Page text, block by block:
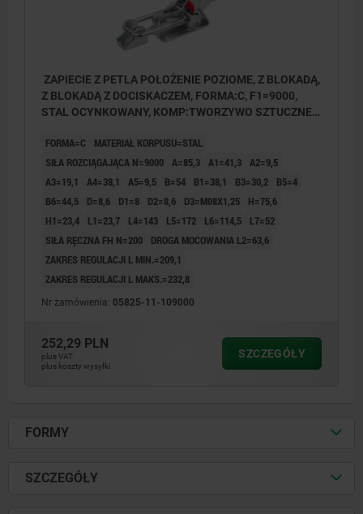
ZAPIECIE Z PETLA POŁOŻENIE POZIOME, Z BLOKADĄ,
Z BLOKADĄ Z DOCISKACZEM, FORMA:C, F1=9000,
STAL OCYNKOWANY, KOMP:TWORZYWO SZTUCZNE
FORMA=C
MATERIAŁ KORPUSU=STAL
SIŁA ROZCIĄGAJĄCA N=9000 A=85,3 A1=41,3 A2=9,5
A3=19,1
A4=38,1 A5=9,5 B=54 B1=38,1 B3=30,2
B5=4
B6=44,5
D=8,6 D1=8 D2=8,6 D3=M08X1,25
H=75,6
H1=23,4
L1=23,7 L4=143 L5=172 L6=114,5
L7=52
SIŁA RĘCZNA FH N=200
DROGA MOCOWANIA L2=63,6
ZAKRES REGULACJI L MIN.=209,1
ZAKRES REGULACJI L MAKS.=232,8
Nr zamówienia: 05825-11-109000
252,29 PLN
plus VAT
plus koszty wysyłki
SZCZEGÓŁY
FORMY
SZCZEGÓŁY